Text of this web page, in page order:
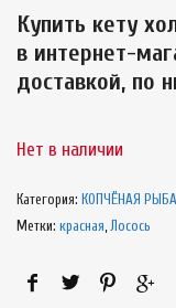
Купить кету
в интернет-
доставкой, по
Нет в наличии
Категория: КОПЧЁНАЯ РЫБА
Метки: красная Лосось